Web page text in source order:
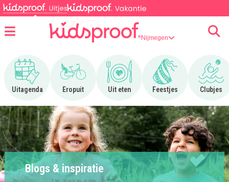
Nijmegen
Uitagenda
Ga naar Uitagenda
Eropuit
Ga naar Eropuit
Uit eten
Ga naar Uit eten
Feestjes
Ga naar Feestjes
Clubjes
Ga
Blogs & inspiratie